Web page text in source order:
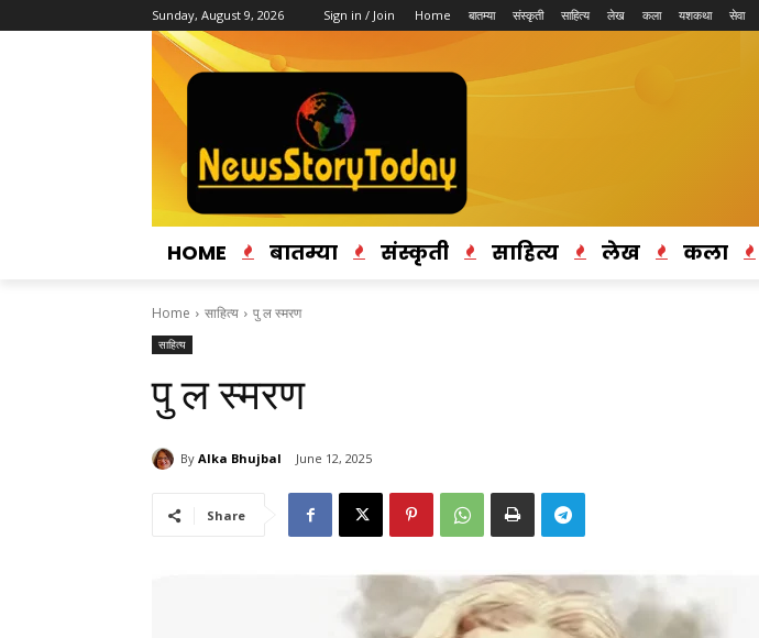
Sunday, August 9, 2026 Sign in / Join Home बातम्या संस्कृती साहित्य लेख कला यशकथा सेवा
HOME बातम्या संस्कृती साहित्य लेख कला
Home साहित्य पु ल स्मरण
साहित्य
पु ल स्मरण
By Alka Bhujbal June 12, 2025
Share